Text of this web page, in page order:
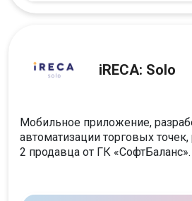
iRECA: Solo
Мобильное приложение,
автоматизации торговых
2 продавца от ГК «‎СофтБаланс».